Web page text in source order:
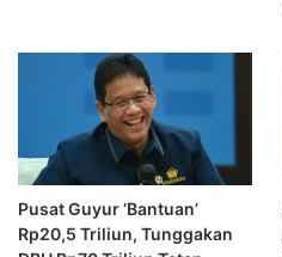
Pusat Guyur ‘Bantuan’
Rp20,5 Triliun, Tunggakan